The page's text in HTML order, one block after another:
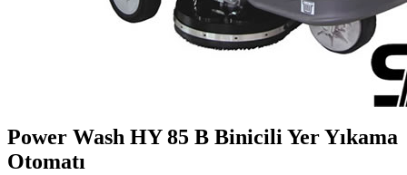
Power Wash HY 85 B Binicili Yer Yıkama
Otomatı